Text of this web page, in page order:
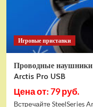
X-
Wing
(75393)
Игровые приставки
Проводные
Arctis Pro USB
Цена от: 79 руб.
Встречайте SteelSeries